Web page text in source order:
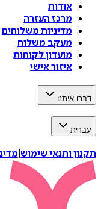
אודות
מרכז העזרה
מדיניות משלוחים
מעקב משלוח
מועדון לקוחות
איזור אישי
דברו איתנו
עברית
תקנון ותנאי שימוש